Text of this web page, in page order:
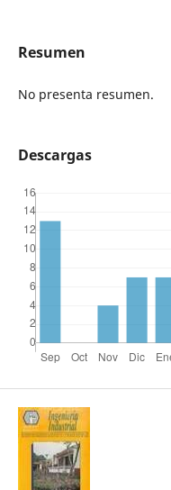
Resumen
No presenta resumen.
Descargas